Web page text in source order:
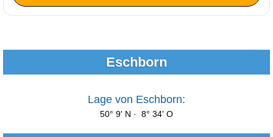
Eschborn
Lage von Eschborn:
50° 9' N · 8° 34' O